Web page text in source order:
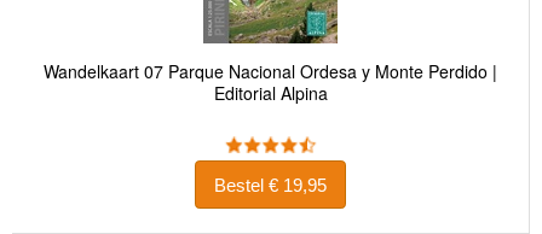
Wandelkaart 07 Parque Nacional Ordesa y Monte Perdido |
Editorial Alpina
Bestel € 19,95